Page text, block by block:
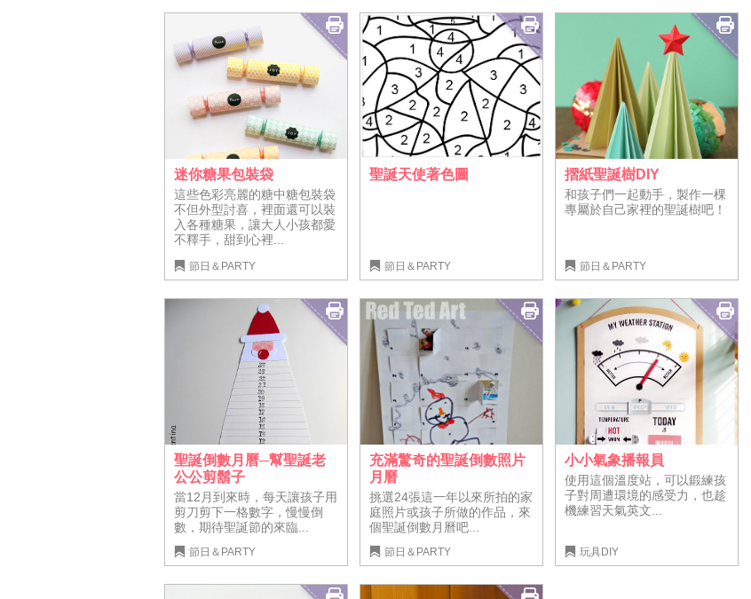
迷你糖果包裝袋
這些色彩亮麗的糖中糖包裝袋
不但外型討喜，裡面還可以裝
入各種糖果，讓大人小孩都愛
不釋手，甜到心裡...
節日＆PARTY
聖誕天使著色圖
節日＆PARTY
摺紙聖誕樹DIY
和孩子們一起動手，製作一棵
專屬於自己家裡的聖誕樹吧！
節日＆PARTY
聖誕倒數月曆─幫聖誕老
公公剪鬍子
當12月到來時，每天讓孩子用
剪刀剪下一格數字，慢慢倒
數，期待聖誕節的來臨...
節日＆PARTY
充滿驚奇的聖誕倒數照片
月曆
挑選24張這一年以來所拍的家
庭照片或孩子所做的作品，來
個聖誕倒數月曆吧...
節日＆PARTY
小小氣象播報員
使用這個溫度站，可以鍛練孩
子對周遭環境的感受力，也趁
機練習天氣英文...
玩具DIY